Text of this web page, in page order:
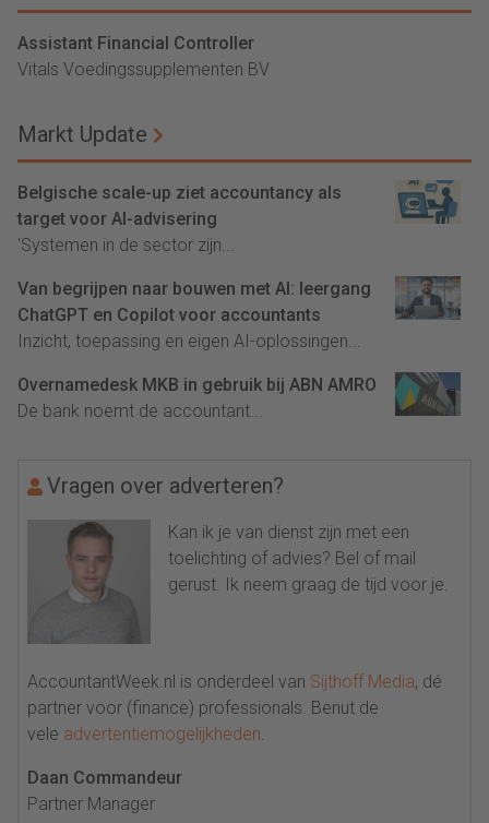
Assistant Financial Controller
Vitals Voedingssupplementen BV
Markt Update
Belgische scale-up ziet accountancy als
target voor AI-advisering
'Systemen in de sector zijn...
Van begrijpen naar bouwen met AI: leergang
ChatGPT en Copilot voor accountants
Inzicht, toepassing en eigen AI-oplossingen...
Overnamedesk MKB in gebruik bij ABN AMRO
De bank noemt de accountant...
Vragen over adverteren?
Kan ik je van dienst zijn met een
toelichting of advies? Bel of mail
gerust. Ik neem graag de tijd voor je.
AccountantWeek.nl is onderdeel van Sijthoff Media, dé
partner voor (finance) professionals. Benut de
vele advertentiemogelijkheden
Daan Commandeur
Partner Manager